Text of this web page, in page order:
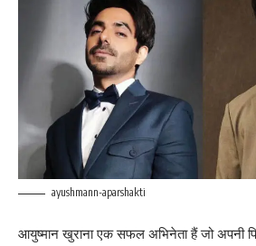
ayushmann-aparshakti
आयुष्मान खुराना एक सफल अभिनेता हैं जो अपनी